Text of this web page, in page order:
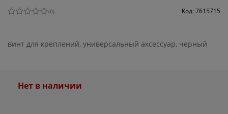
(0) Код: 7615715
винт для креплений, универсальный аксессуар, черный
Нет в наличии